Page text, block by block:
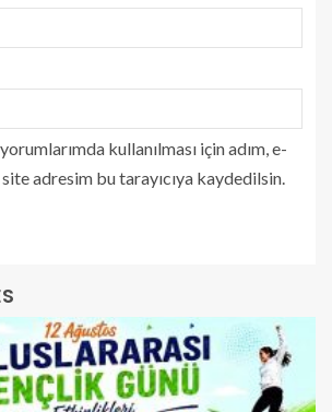
kullanılması için adım, e-
adresim bu tarayıcıya kaydedilsin.